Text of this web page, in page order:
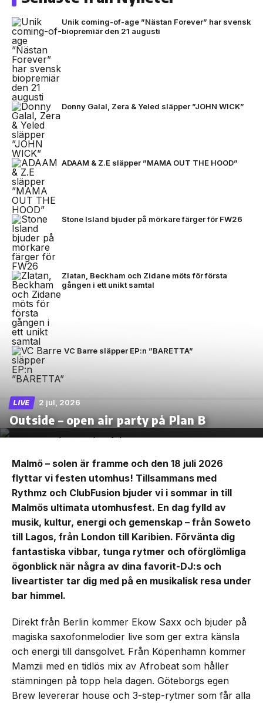
Unik coming-of-age ”Nästan Forever” har svensk
biopremiär den 21 augusti
Donny Galal, Zera & Yeled släpper ”JOHN WICK”
ADAAM & Z.E släpper ”MAMA OUT THE HOOD”
Stone Island bjuder på mörkare färger för FW26
Zlatan, Beckham och Zidane möts för första
gången i ett unikt samtal
VC Barre släpper EP:n ”BARETTA”
LIVE 2 jul, 2026
Outside – open air party på Plan B
Malmö – solen är framme och den 18 juli 2026
flyttar vi festen utomhus! Tillsammans med
Rythmz och ClubFusion bjuder vi i sommar in till
Malmös ultimata utomhusfest. En dag fylld av
musik, kultur, energi och gemenskap – från Soweto
till Lagos, från London till Karibien. Förvänta dig
fantastiska vibbar, tunga rytmer och oförglömliga
ögonblick när några av dina favorit-DJ:s och
liveartister tar dig med på en musikalisk resa under
bar himmel.
Direkt från Berlin kommer Ekow Saxx och bjuder på
magiska saxofonmelodier live som ger extra känsla
och energi till dansgolvet. Från Köpenhamn kommer
Mamzii med en tidlös mix av Afrobeat som håller
stämningen på topp hela dagen. Göteborgs egen
Brew levererar house och 3-step-rytmer som får alla